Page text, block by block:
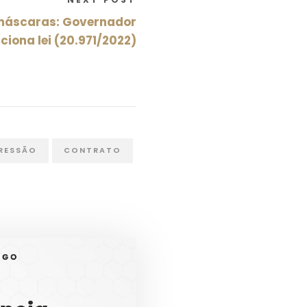
Governador
lei (20.971/2022)
CONTRATO